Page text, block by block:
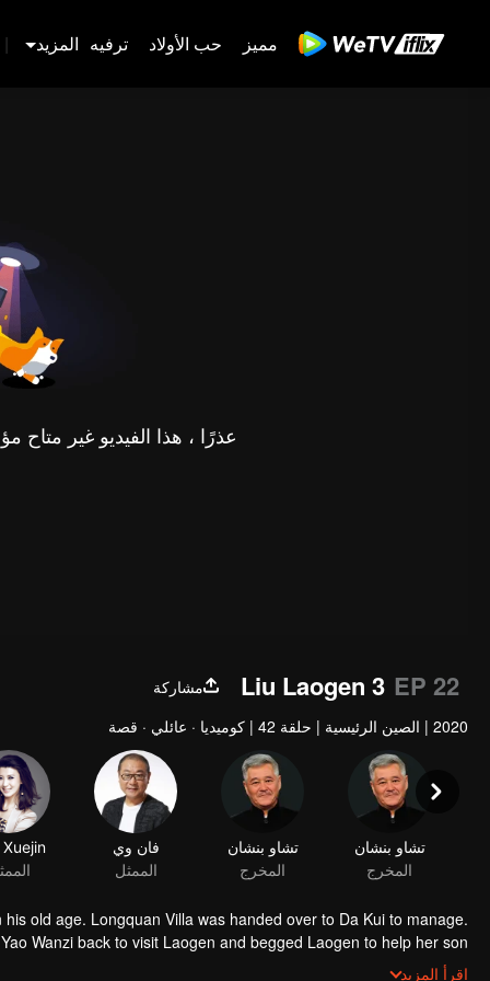
مميز حب الأولاد ترفيه المزيد |
عذرًا ، هذا الفيديو غير
Liu Laogen 3 EP 22
مشاركة
2020
| الصين الرئيسية | حلقة 42 | كوميديا · عائلي · قصة
تشاو بنشان
المخرج
تشاو بنشان
المخرج
فان وي
الممثل
Xuejin
old age. Longquan Villa was handed over to Da Kui to manage.
Wanzi back to visit Laogen and begged Laogen to help her son
But he suddenly found that the operation of the villa was not
اقرأ المزيد